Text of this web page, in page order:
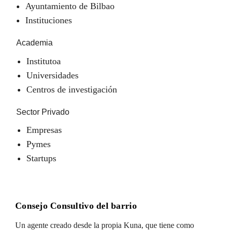
Ayuntamiento de Bilbao
Instituciones
Academia
Institutoa
Universidades
Centros de investigación
Sector Privado
Empresas
Pymes
Startups
Consejo Consultivo del barrio
Un agente creado desde la propia Kuna, que tiene como